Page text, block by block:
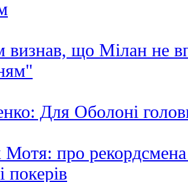
визнав, що Мілан не
Для Оболоні
Мотя: про
покерів